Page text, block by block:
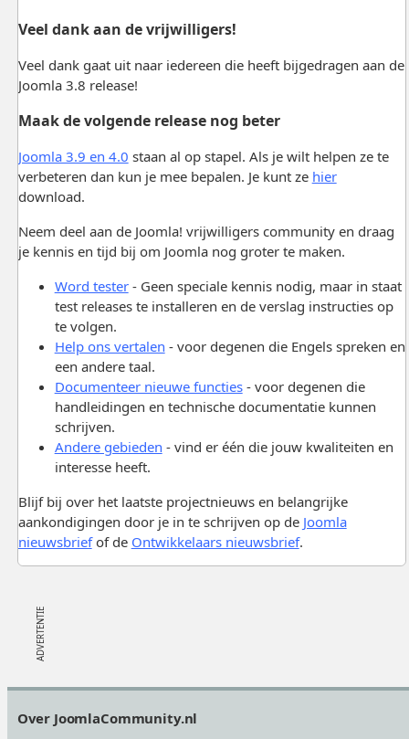
Veel dank aan de vrijwilligers!
Veel dank gaat uit naar iedereen die heeft bijgedragen aan de
Joomla 3.8 release!
Maak de volgende release nog beter
Joomla 3.9 en 4.0 staan al op stapel. Als je wilt helpen ze te
verbeteren dan kun je mee bepalen. Je kunt ze hier
download.
Neem deel aan de Joomla! vrijwilligers community en draag
je kennis en tijd bij om Joomla nog groter te maken.
Word tester- Geen speciale kennis nodig, maar in staat
test releases te installeren en de verslag instructies op
te volgen.
Help ons vertalen - voor degenen die Engels spreken en
een andere taal.
Documenteer nieuwe functies- voor degenen die
handleidingen en technische documentatie kunnen
schrijven.
Andere gebieden - vind er één die jouw kwaliteiten en
interesse heeft.
Blijf bij over het laatste projectnieuws en belangrijke
aankondigingen door je in te schrijven op de Joomla
nieuwsbriefof de Ontwikkelaars nieuwsbrief.
Over JoomlaCommunity.nl